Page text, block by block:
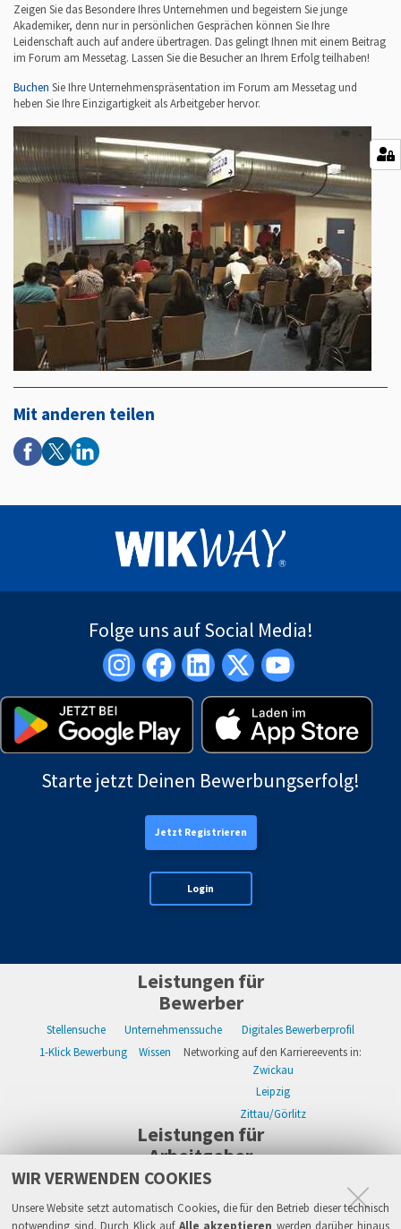
WIR VERWENDEN COOKIES
Unsere Website setzt automatisch Cookies, die für den Betrieb dieser technisch
notwending sind. Durch Klick auf Alle akzeptieren werden darüber hinaus
Zeigen Sie das Besondere Ihres Unternehmen und begeistern Sie junge
Akademiker, denn nur in persönlichen Gesprächen können Sie Ihre
Leidenschaft auch auf andere übertragen. Das gelingt Ihnen mit einem Beitrag
im Forum am Messetag. Lassen Sie die Besucher an Ihrem Erfolg teilhaben!
Buchen Sie Ihre Unternehmenspräsentation im Forum am Messetag und
heben Sie Ihre Einzigartigkeit als Arbeitgeber hervor.
Mit anderen teilen
Folge uns auf Social Media!
Starte jetzt Deinen Bewerbungserfolg!
Jetzt Registrieren
Login
Leistungen für
Bewerber
Stellensuche Unternehmenssuche
Digitales Bewerberprofil
1-Klick Bewerbung
Wissen
Networking auf den Karriereevents in:
Zwickau
Leipzig
Zittau/Görlitz
Leistungen für
Arbeitgeber
WIKWAY Online-Recruiting Kostenloses Firmenprofil
Alle Einzelleistungen
Wissen
Live-Recruiting auf Karriereevents in:
Zwickau